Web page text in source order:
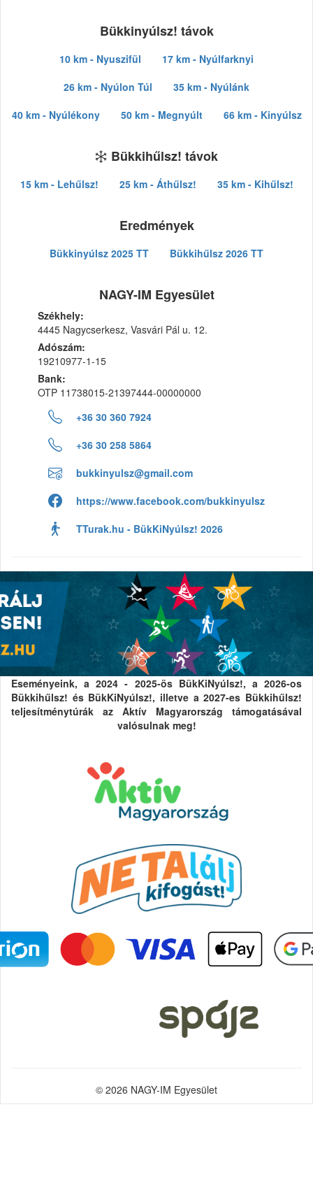
Bükkinyúlsz! távok
10 km - Nyuszifül
17 km - Nyúlfarknyi
26 km - Nyúlon Túl
35 km - Nyúlánk
40 km - Nyúlékony
50 km - Megnyúlt 66 km - Kinyúlsz
Bükkihűlsz! távok
15 km - Lehűlsz! 25 km - Áthűlsz! 35 km - Kihűlsz!
Eredmények
Bükkinyúlsz 2025 TT Bükkihűlsz 2026 TT
NAGY-IM Egyesület
Székhely:
4445 Nagycserkesz, Vasvári Pál u. 12.
Adószám:
19210977-1-15
Bank:
OTP 11738015-21397444-00000000
+36 30 360 7924
+36 30 258 5864
bukkinyulsz@gmail.com
https://www.facebook.com/bukkinyulsz
TTurak.hu - BükKiNyúlsz! 2026
Eseményeink, a 2024 - 2025-ös BükKiNyúlsz!, a 2026-os
Bükkihűlsz! és BükKiNyúlsz!, illetve a 2027-es Bükkihűlsz!
teljesítménytúrák az Aktív Magyarország támogatásával
valósulnak meg!
© 2026 NAGY-IM Egyesület